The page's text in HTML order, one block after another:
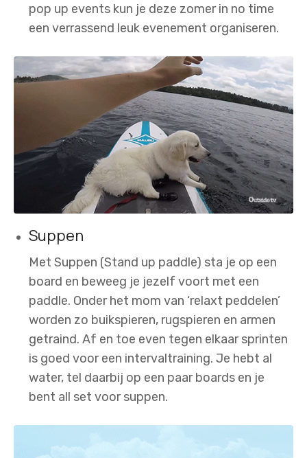
pop up events kun je deze zomer in no time
een verrassend leuk evenement organiseren.
Suppen
Met Suppen (Stand up paddle) sta je op een
board en beweeg je jezelf voort met een
paddle. Onder het mom van ‘relaxt peddelen’
worden zo buikspieren, rugspieren en armen
getraind. Af en toe even tegen elkaar sprinten
is goed voor een intervaltraining. Je hebt al
water, tel daarbij op een paar boards en je
bent all set voor suppen.